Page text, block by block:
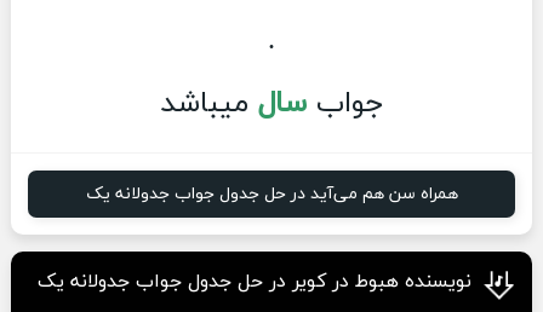
.
جوابسال میباشد
همراه سن هم می‌آید در حل جدول جواب جدولانه یک
نویسنده هبوط در کویر در حل جدول جواب جدولانه یک